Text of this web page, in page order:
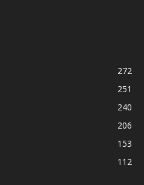
272
251
240
206
153
112